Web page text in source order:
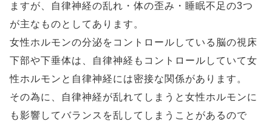
ますが、自律神経の乱れ・体の歪み・睡眠不足の3つ
が主なものとしてあります。
女性ホルモンの分泌をコントロールしている脳の視床
下部や下垂体は、自律神経もコントロールしていて女
性ホルモンと自律神経には密接な関係があります。
その為に、自律神経が乱れてしまうと女性ホルモンに
も影響してバランスを乱してしまうことがあるので